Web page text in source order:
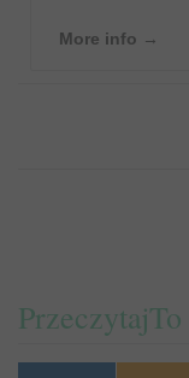
More info →
PrzeczytajTo